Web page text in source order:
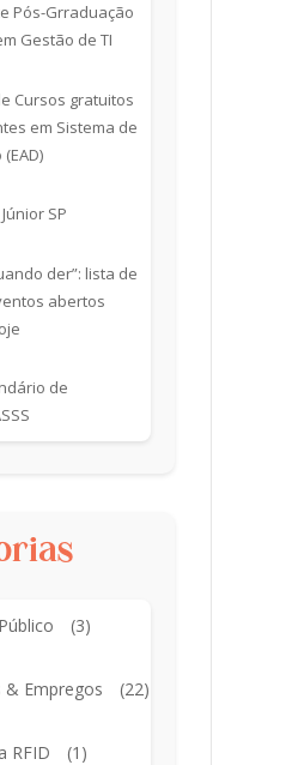
Pós-Grraduação
Gestão de TI
Cursos gratuitos
em Sistema de
SP
der”: lista de
abertos
de
(3)
& Empregos (22)
RFID (1)